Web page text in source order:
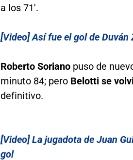
a los 71'.
[Video] Así fue el gol de Duván
Roberto Sorianopuso de
minuto 84; pero Belotti se
definitivo.
[Video] La jugadota de Juan
gol